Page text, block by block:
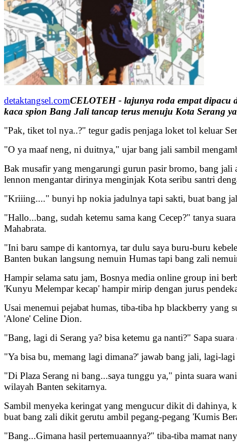
detaktangsel.comCELOTEH - lajunya roda empat dipacu
kaca spion Bang Jali tancap terus menuju Kota Serang
"Pak, tiket tol nya..?" tegur gadis penjaga loket tol keluar
"O ya maaf neng, ni duitnya," ujar bang jali sambil
Bak musafir yang mengarungi gurun pasir bromo, bang jali
lennon mengantar dirinya menginjak Kota seribu santri
"Kriiing...." bunyi hp nokia jadulnya tapi sakti, buat bang
"Hallo...bang, sudah ketemu sama kang Cecep?" tanya
Mahabrata.
"Ini baru sampe di kantornya, tar dulu saya buru-buru
Banten bukan langsung nemuin Humas tapi bang zali
Hampir selama satu jam, Bosnya media online group ini
'Kunyu Melempar kecap' hampir mirip dengan jurus
Usai menemui pejabat humas, tiba-tiba hp blackberry yang
'Alone' Celine Dion.
"Bang, lagi di Serang ya? bisa ketemu ga nanti?" Sapa
"Ya bisa bu, memang lagi dimana?' jawab bang jali, lagi-
"Di Plaza Serang ni bang...saya tunggu ya," pinta suara
wilayah Banten sekitarnya.
Sambil menyeka keringat yang mengucur dikit di dahinya,
buat bang zali dikit gerutu ambil pegang-pegang 'Kumis
"Bang...Gimana hasil pertemuaannya?" tiba-tiba mamat